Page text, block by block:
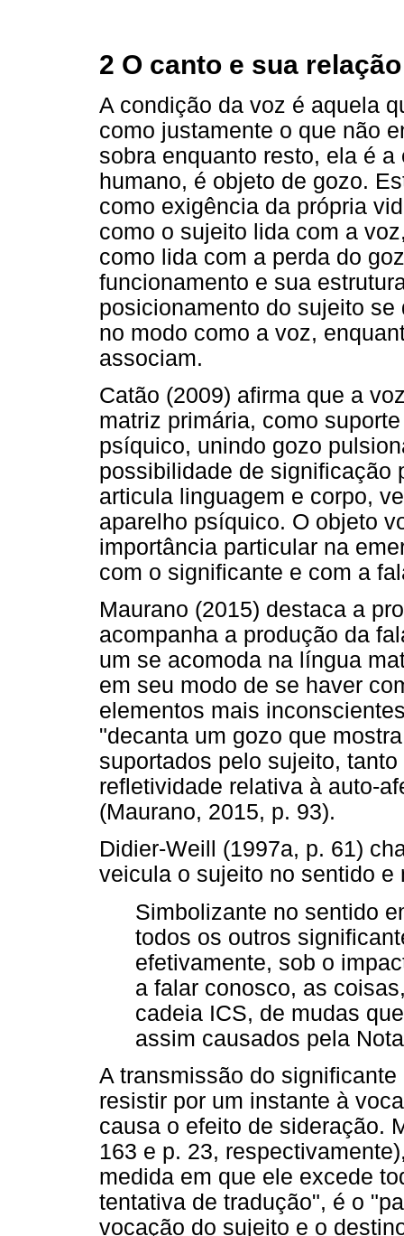
2 O canto e sua
A condição da voz é aquela
como justamente o que não
sobra enquanto resto, ela é
humano, é objeto de gozo.
como exigência da própria
como o sujeito lida com a
como lida com a perda do
funcionamento e sua
posicionamento do sujeito
no modo como a voz,
associam.
Catão (2009) afirma que a
matriz primária, como
psíquico, unindo gozo
possibilidade de significação
articula linguagem e corpo,
aparelho psíquico. O objeto
importância particular na
com o significante e com a
Maurano (2015) destaca a
acompanha a produção da
um se acomoda na língua
em seu modo de se haver
elementos mais
"decanta um gozo que
suportados pelo sujeito,
refletividade relativa à auto-
(Maurano, 2015, p. 93).
Didier-Weill (1997a, p. 61)
veicula o sujeito no sentido e
Simbolizante no sentido
todos os outros
efetivamente, sob o
a falar conosco, as
cadeia ICS, de mudas
assim causados pela
A transmissão do
resistir por um instante à
causa o efeito de sideração.
163 e p. 23,
medida em que ele excede
tentativa de tradução", é o
vocação do sujeito e o